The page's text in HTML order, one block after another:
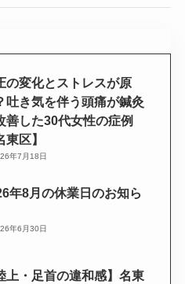
の変化とストレスが原
吐き気を伴う頭痛が鍼灸
善した30代女性の症例
東区】
年7月18日
年8月の休業日のお知ら
年6月30日
上・足首の違和感】名東